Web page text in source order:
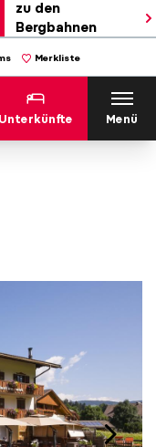
zu den
Bergbahnen
Merkliste
Unterkünfte Menü